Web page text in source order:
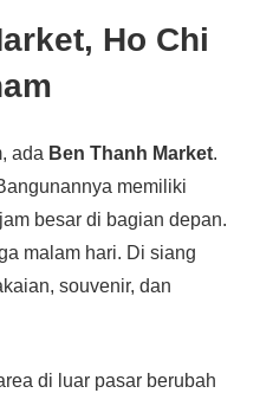
Ho Chi
ada Ben Thanh Market.
memiliki
besar di bagian depan.
malam hari. Di siang
souvenir, dan
di luar pasar berubah